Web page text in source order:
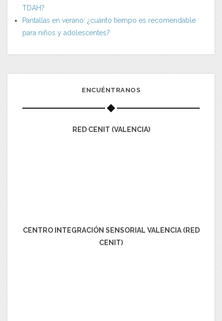
TDAH?
Pantallas en verano: ¿cuánto tiempo es recomendable
para niños y adolescentes?
ENCUÉNTRANOS
RED CENIT (VALENCIA)
CENTRO INTEGRACIÓN SENSORIAL VALENCIA (RED
CENIT)